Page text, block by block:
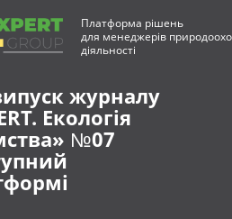
Платформа рішень
для менеджерів
діяльності